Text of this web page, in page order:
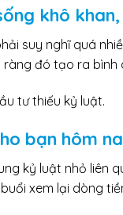
khô
suy nghĩ quá
ràng đó tạo ra bình
tư thiếu kỷ luật.
bạn hôm
kỷ luật nhỏ liên
xem lại dòng